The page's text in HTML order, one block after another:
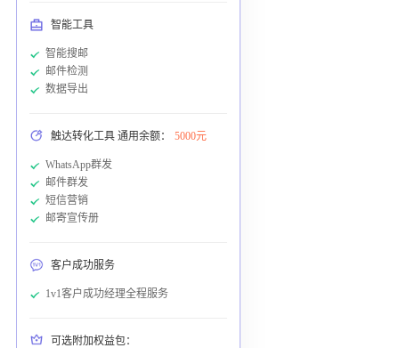
智能工具
智能搜邮
邮件检测
数据导出
触达转化工具 通用余额： 5000元
WhatsApp群发
邮件群发
短信营销
邮寄宣传册
客户成功服务
1v1客户成功经理全程服务
可选附加权益包：